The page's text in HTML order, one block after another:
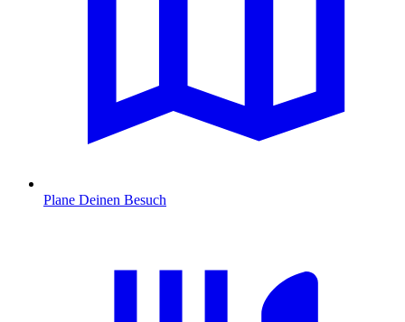
Plane Deinen Besuch